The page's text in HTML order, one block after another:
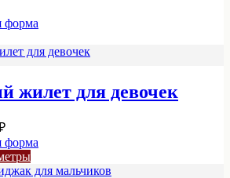
форма
жилет для девочек
Диапазон
цен:
3
050 ₽
форма
Этот
товар